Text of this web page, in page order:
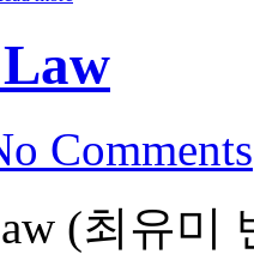
Comments
(최유미